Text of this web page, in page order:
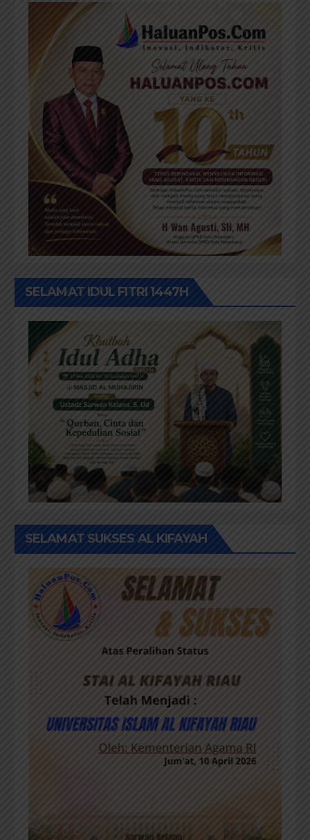
SELAMAT IDUL FITRI 1447H
SELAMAT SUKSES AL KIFAYAH